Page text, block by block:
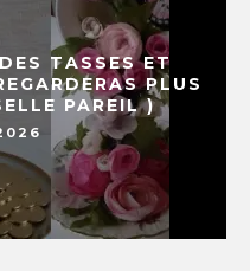
TASSES ET
PLUS
PAREIL )